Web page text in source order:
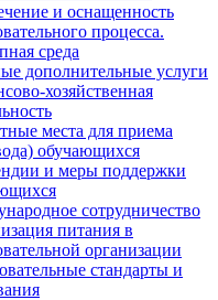
и оснащенность
процесса.
среда
дополнительные услуги
хозяйственная
места для приема
обучающихся
и меры поддержки
сотрудничество
питания в
организации
стандарты и